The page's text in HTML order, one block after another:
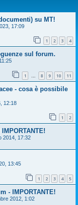
su MT!
17:09
1 2 3 4
sul forum.
1 … 8 9 10 11
- cosa è possibile
12:18
1 2
2014, 17:32
13:45
1 2 3 4 5
- IMPORTANTE!
2012, 1:02